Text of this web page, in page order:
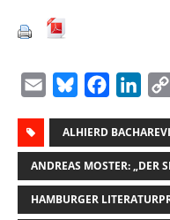
i
l
u
e
s
k
c
e
b
o
n
k
e
d
ALHIERD
ANDREAS MOSTER: „DER
HAMBURGER